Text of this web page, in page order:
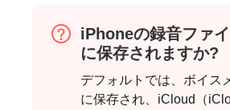
iPhoneの録音ファ
に保存されますか?
デフォルトでは、ボイス
に保存され、iCloud（